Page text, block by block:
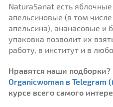
NaturaSanat есть
апельсиновые (в том
апельсина), ананасовые и
упаковка позволит их
работу, в институт и в
Нравятся наши
Organicwoman в Telegram
курсе всего самого